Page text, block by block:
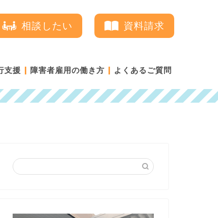
相談したい 資料請求
支援 障害者雇用の働き方 よくあるご質問